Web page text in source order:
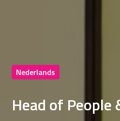
Nederlands
Head of People